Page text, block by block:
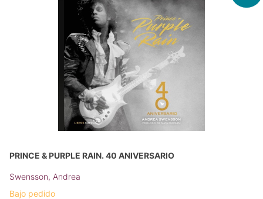
PRINCE & PURPLE RAIN. 40 ANIVERSARIO
Swensson, Andrea
Bajo pedido